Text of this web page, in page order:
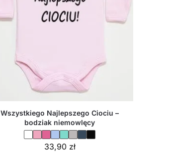
Wszystkiego Najlepszego Ciociu –
bodziak niemowlęcy
33,90 zł